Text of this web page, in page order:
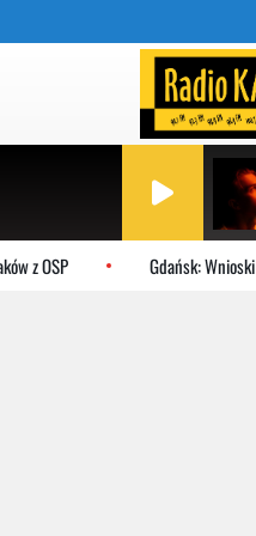
z OSP Gdańsk: Wnioski